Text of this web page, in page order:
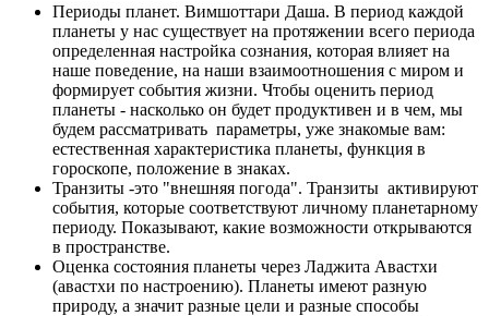
Периоды планет. Вимшоттари Даша. В период каждой
планеты у нас существует на протяжении всего периода
определенная настройка сознания, которая влияет на
наше поведение, на наши взаимоотношения с миром и
формирует события жизни. Чтобы оценить период
планеты - насколько он будет продуктивен и в чем, мы
будем рассматривать параметры, уже знакомые вам:
естественная характеристика планеты, функция в
гороскопе, положение в знаках.
Транзиты -это "внешняя погода". Транзиты активируют
события, которые соответствуют личному планетарному
периоду. Показывают, какие возможности открываются
в пространстве.
Оценка состояния планеты через Ладжита Авастхи
(авастхи по настроению). Планеты имеют разную
природу, а значит разные цели и разные способы